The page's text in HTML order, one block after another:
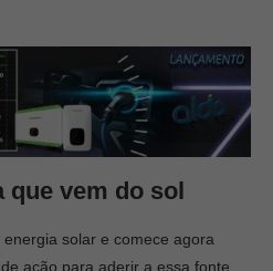
vem do sol
solar e comece agora
ação para aderir a essa fonte